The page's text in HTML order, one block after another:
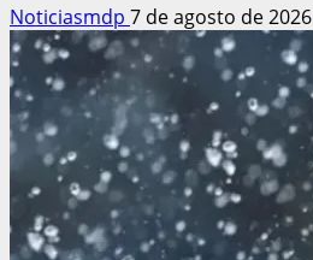
Noticiasmdp 7 de agosto de 2026